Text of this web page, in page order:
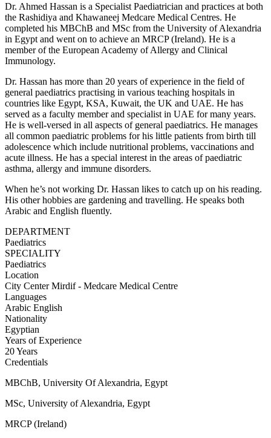
Dr. Ahmed Hassan is a Specialist Paediatrician and practices at both
the Rashidiya and Khawaneej Medcare Medical Centres. He
completed his MBChB and MSc from the University of Alexandria
in Egypt and went on to achieve an MRCP (Ireland). He is a
member of the European Academy of Allergy and Clinical
Immunology.
Dr. Hassan has more than 20 years of experience in the field of
general paediatrics practising in various teaching hospitals in
countries like Egypt, KSA, Kuwait, the UK and UAE. He has
served as a faculty member and specialist in UAE for many years.
He is well-versed in all aspects of general paediatrics. He manages
all common paediatric problems for his little patients from birth till
adolescence which include nutritional problems, vaccinations and
acute illness. He has a special interest in the areas of paediatric
asthma, allergy and immune disorders.
When he’s not working Dr. Hassan likes to catch up on his reading.
His other hobbies are gardening and travelling. He speaks both
Arabic and English fluently.
DEPARTMENT
Paediatrics
SPECIALITY
Paediatrics
Location
City Center Mirdif - Medcare Medical Centre
Languages
Arabic English
Nationality
Egyptian
Years of Experience
20 Years
Credentials
MBChB, University Of Alexandria, Egypt
MSc, University of Alexandria, Egypt
MRCP (Ireland)